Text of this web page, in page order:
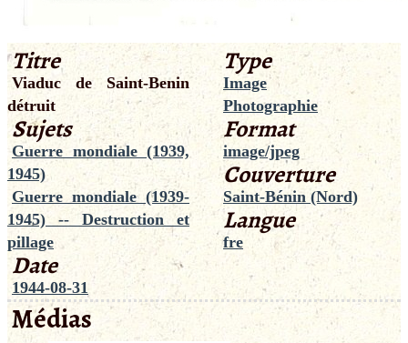
Titre
Viaduc de Saint-Benin
détruit
Sujets
Guerre mondiale (1939,
1945)
Guerre mondiale (1939-
1945) -- Destruction et
pillage
Date
1944-08-31
Type
Image
Photographie
Format
image/jpeg
Couverture
Saint-Bénin (Nord)
Langue
fre
Médias